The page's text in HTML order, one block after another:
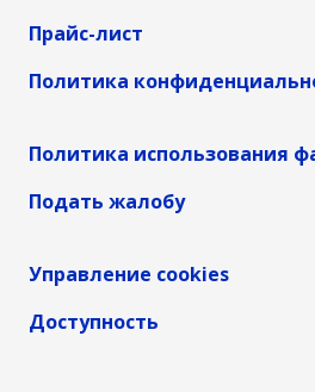
Прайс-лист
Политика
Политика использования
Подать жалобу
Управление cookies
Доступность